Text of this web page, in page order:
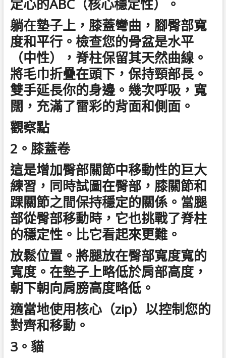
定心的ABC（核心穩定性）。
躺在墊子上，膝蓋彎曲，腳臀部寬
度和平行。檢查您的骨盆是水平
（中性），脊柱保留其天然曲線。
將毛巾折疊在頭下，保持頸部長。
雙手延長你的身邊。幾次呼吸，寬
闊，充滿了雷彩的背面和側面。
觀察點
2。膝蓋卷
這是增加臀部關節中移動性的巨大
練習，同時試圖在臀部，膝關節和
踝關節之間保持穩定的關係。當腿
部從臀部移動時，它也挑戰了脊柱
的穩定性。比它看起來更難。
放鬆位置。將腿放在臀部寬度寬的
寬度。在墊子上略低於肩部高度，
朝下朝向肩膀高度略低。
適當地使用核心（zip）以控制您的
對齊和移動。
3。貓